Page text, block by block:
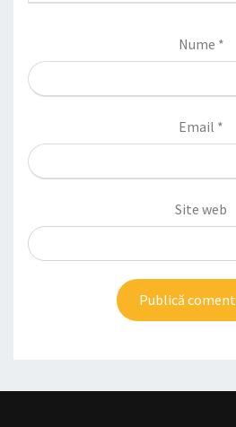
Nume *
Email *
Site web